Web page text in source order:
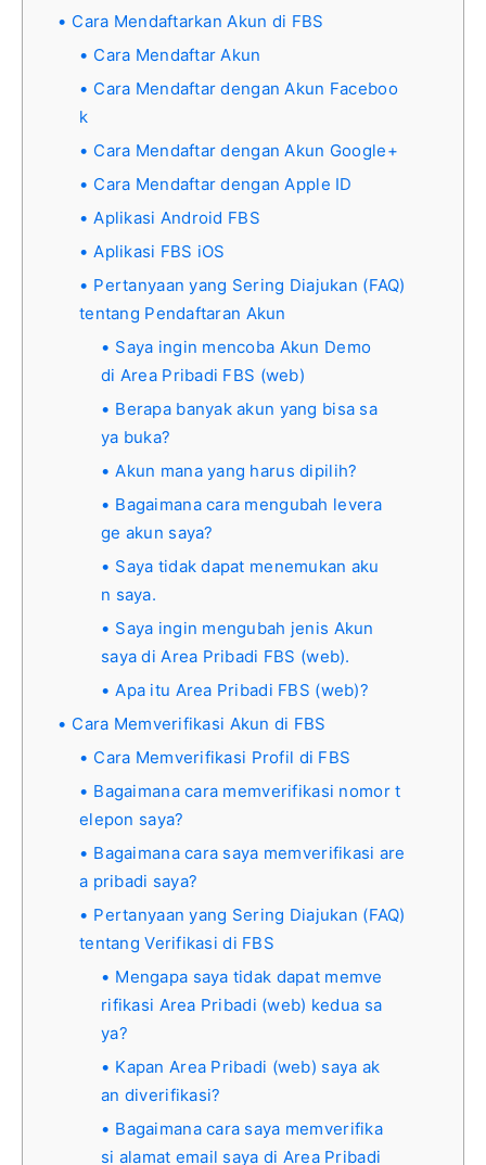
Cara Mendaftarkan Akun di FBS
Cara Mendaftar Akun
Cara Mendaftar dengan Akun Faceboo
k
Cara Mendaftar dengan Akun Google+
Cara Mendaftar dengan Apple ID
Aplikasi Android FBS
Aplikasi FBS iOS
Pertanyaan yang Sering Diajukan (FAQ)
tentang Pendaftaran Akun
Saya ingin mencoba Akun Demo
di Area Pribadi FBS (web)
Berapa banyak akun yang bisa sa
ya buka?
Akun mana yang harus dipilih?
Bagaimana cara mengubah levera
ge akun saya?
Saya tidak dapat menemukan aku
n saya.
Saya ingin mengubah jenis Akun
saya di Area Pribadi FBS (web).
Apa itu Area Pribadi FBS (web)?
Cara Memverifikasi Akun di FBS
Cara Memverifikasi Profil di FBS
Bagaimana cara memverifikasi nomor t
elepon saya?
Bagaimana cara saya memverifikasi are
a pribadi saya?
Pertanyaan yang Sering Diajukan (FAQ)
tentang Verifikasi di FBS
Mengapa saya tidak dapat memve
rifikasi Area Pribadi (web) kedua sa
ya?
Kapan Area Pribadi (web) saya ak
an diverifikasi?
Bagaimana cara saya memverifika
si alamat email saya di Area Pribadi